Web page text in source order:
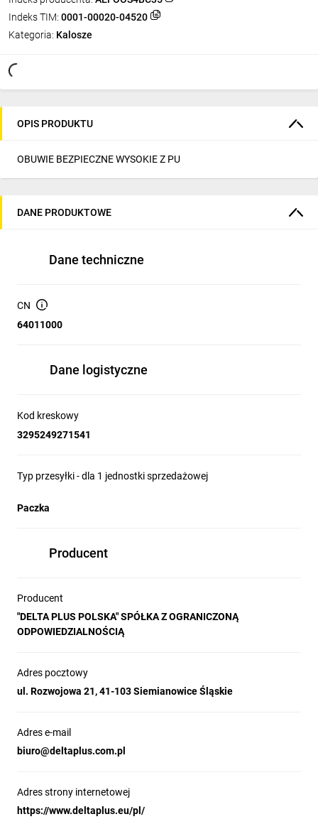
Indeks TIM: 0001-00020-04520
Kategoria: Kalosze
OPIS PRODUKTU
OBUWIE BEZPIECZNE WYSOKIE Z PU
DANE PRODUKTOWE
Dane techniczne
CN
64011000
Dane logistyczne
Kod kreskowy
3295249271541
Typ przesyłki - dla 1 jednostki sprzedażowej
Paczka
Producent
Producent
"DELTA PLUS POLSKA" SPÓŁKA Z OGRANICZONĄ
ODPOWIEDZIALNOŚCIĄ
Adres pocztowy
ul. Rozwojowa 21, 41-103 Siemianowice Śląskie
Adres e-mail
biuro@deltaplus.com.pl
Adres strony internetowej
https://www.deltaplus.eu/pl/